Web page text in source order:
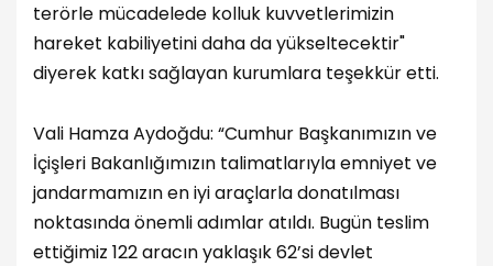
terörle mücadelede kolluk kuvvetlerimizin
hareket kabiliyetini daha da yükseltecektir"
diyerek katkı sağlayan kurumlara teşekkür etti.
Vali Hamza Aydoğdu: “Cumhur Başkanımızın ve
İçişleri Bakanlığımızın talimatlarıyla emniyet ve
jandarmamızın en iyi araçlarla donatılması
noktasında önemli adımlar atıldı. Bugün teslim
ettiğimiz 122 aracın yaklaşık 62’si devlet